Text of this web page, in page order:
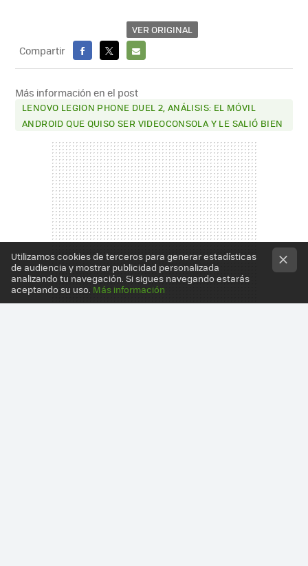
VER ORIGINAL
Compartir
FACEBOOK
X
E-
MAIL
Más información en el post
LENOVO LEGION PHONE DUEL 2, ANÁLISIS: EL MÓVIL
ANDROID QUE QUISO SER VIDEOCONSOLA Y LE SALIÓ BIEN
Utilizamos cookies de terceros para generar estadísticas
de audiencia y mostrar publicidad personalizada
analizando tu navegación. Si sigues navegando estarás
aceptando su uso. Más información